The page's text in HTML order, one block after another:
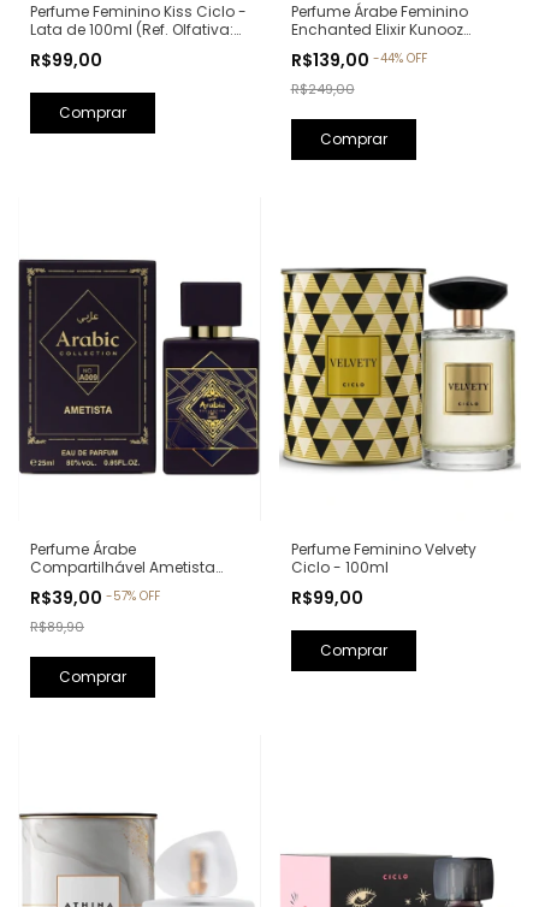
Perfume Feminino Kiss Ciclo -
Lata de 100ml (Ref. Olfativa:
R$99,00
Perfume Árabe Feminino
Enchanted Elixir Kunooz
100ml (Ref. Olfativa: Chance
Eau de Parfum Chanel)
R$139,00 -44% OFF
R$249,00
Perfume Árabe
Compartilhável Ametista
25ml (Ref. Olfativa: Bade'e Al
Oud Amethyst Lattafa)
R$39,00 -57% OFF
R$89,90
Perfume Feminino Velvety
Ciclo - 100ml
R$99,00